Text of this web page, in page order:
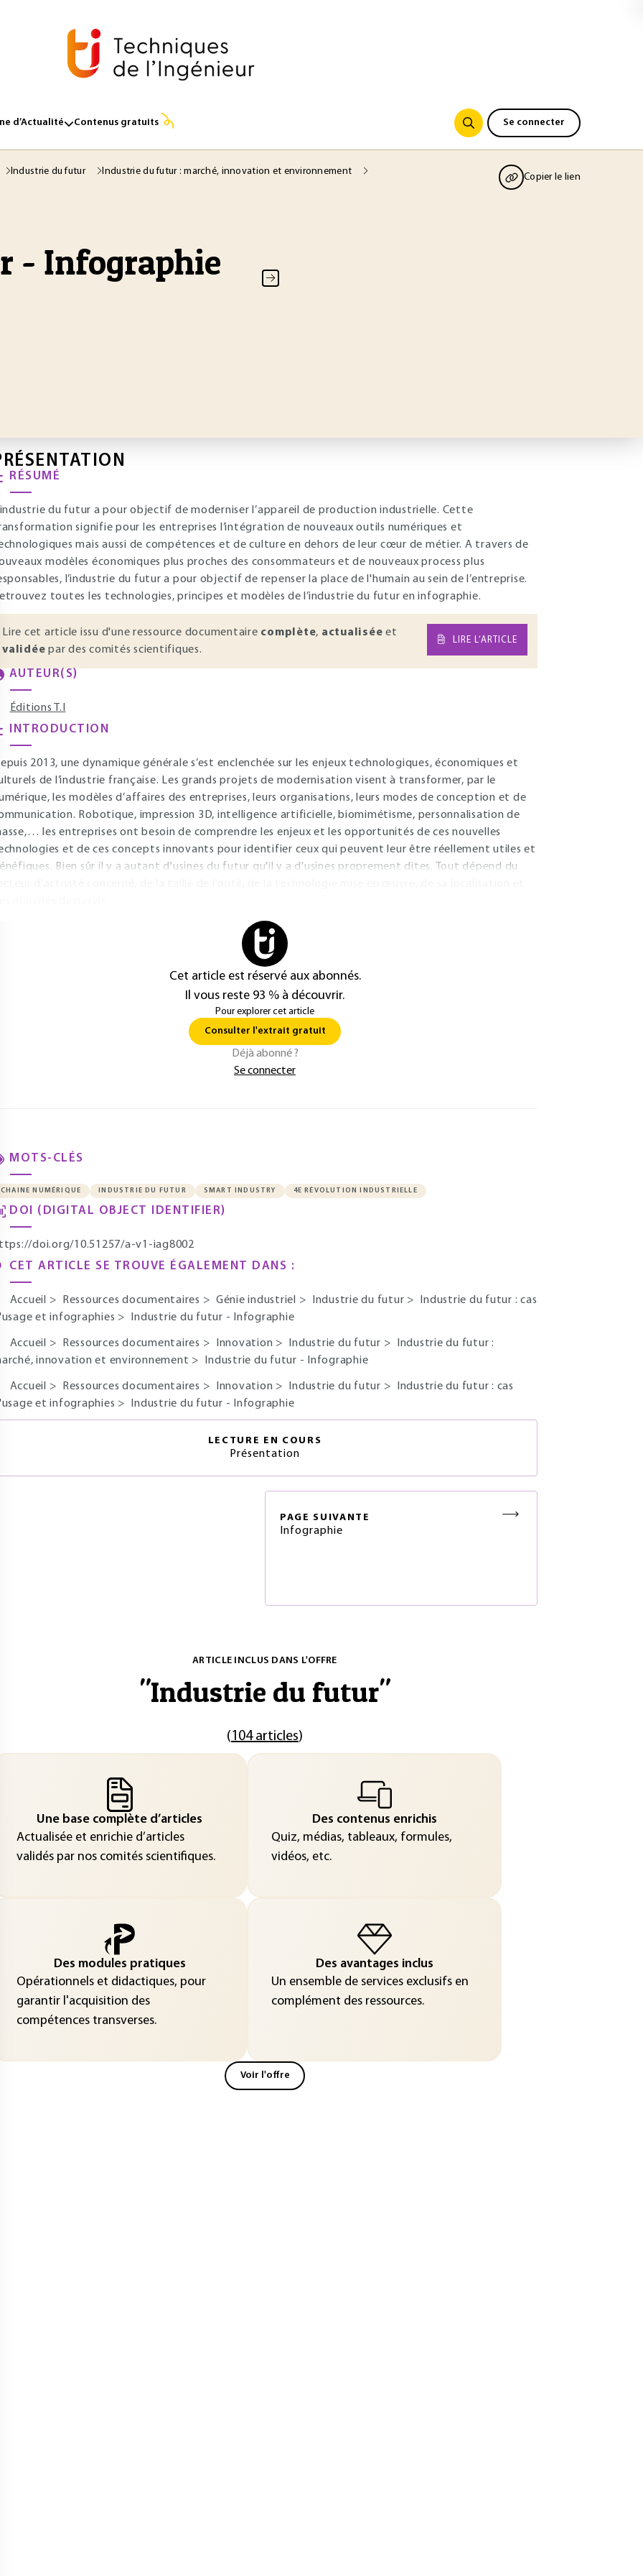
d’Actualité Contenus gratuits Se connecter
Industrie du futur Industrie du futur : marché, innovation et environnement
Copier le lien
- Infographie
RÉSUMÉ
du futur a pour objectif de moderniser l’appareil de production industrielle. Cette
signifie pour les entreprises l’intégration de nouveaux outils numériques et
mais aussi de compétences et de culture en dehors de leur cœur de métier. A travers de
modèles économiques plus proches des consommateurs et de nouveaux process plus
l’industrie du futur a pour objectif de repenser la place de l'humain au sein de l’entreprise.
toutes les technologies, principes et modèles de l’industrie du futur en infographie.
Lire cet article issu d'une ressource documentaire complète, actualisée et
validée par des comités scientifiques.
LIRE L’ARTICLE
AUTEUR(S)
Éditions T.I
INTRODUCTION
2013, une dynamique générale s’est enclenchée sur les enjeux technologiques, économiques et
de l’industrie française. Les grands projets de modernisation visent à transformer, par le
les modèles d’affaires des entreprises, leurs organisations, leurs modes de conception et de
Robotique, impression 3D, intelligence artificielle, biomimétisme, personnalisation de
les entreprises ont besoin de comprendre les enjeux et les opportunités de ces nouvelles
et de ces concepts innovants pour identifier ceux qui peuvent leur être réellement utiles et
Bien sûr il y a autant d'usines du futur qu'il y a d'usines proprement dites. Tout dépend du
Cet article est réservé aux abonnés.
Il vous reste 93 % à découvrir.
Pour explorer cet article
Consulter l'extrait gratuit
Déjà abonné ?
Se connecter
MOTS-CLÉS
CHAINE NUMÉRIQUE INDUSTRIE DU FUTUR SMART INDUSTRY 4E RÉVOLUTION INDUSTRIELLE
DOI (DIGITAL OBJECT IDENTIFIER)
doi.org/10.51257/a-v1-iag8002
CET ARTICLE SE TROUVE ÉGALEMENT DANS :
Accueil > Ressources documentaires > Génie industriel > Industrie du futur >
Industrie du futur : cas
et infographies > Industrie du futur - Infographie
Accueil > Ressources documentaires > Innovation > Industrie du futur >
Industrie du futur :
innovation et environnement > Industrie du futur - Infographie
Accueil > Ressources documentaires > Innovation > Industrie du futur >
Industrie du futur : cas
et infographies > Industrie du futur - Infographie
LECTURE EN COURS
Présentation
PAGE SUIVANTE
Infographie
ARTICLE INCLUS DANS L'OFFRE
"Industrie du futur"
(104 articles)
Une base complète d’articles
Actualisée et enrichie d’articles
validés par nos comités scientifiques.
Des contenus enrichis
Quiz, médias, tableaux, formules,
vidéos, etc.
Des modules pratiques
Opérationnels et didactiques, pour
garantir l'acquisition des
compétences transverses.
Des avantages inclus
Un ensemble de services exclusifs en
complément des ressources.
Voir l'offre